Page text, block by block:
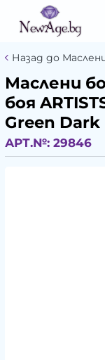
Назад до
Маслени
боя
Green Dark
АРТ.№: 29846